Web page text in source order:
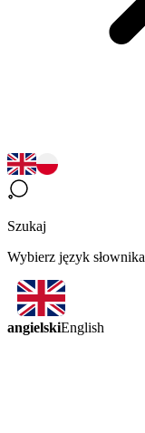
Szukaj
Wybierz język słownika
angielskiEnglish